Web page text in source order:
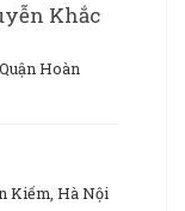
Khắc
Hoàn
Kiếm, Hà Nội